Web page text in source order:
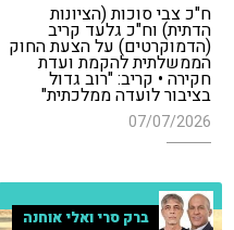
ח"כ צבי סוכות (הציונות
הדתית) וח"כ גלעד קריב
(הדמוקרטים) על הצעת החוק
הממשלתית להקמת ועדת
חקירה • קריב: "רוב גדול
בציבור לועדה ממלכתית"
07/07/2026
ברק סרי ואלי אוחנה